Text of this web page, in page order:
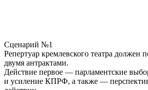
Сценарий №1
Репертуар кремлевского театра
двумя антрактами.
Действие первое — парламентские
и усиление КПРФ, а также —